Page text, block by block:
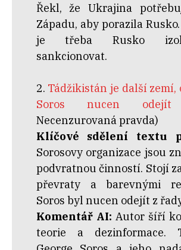
Řekl, že Ukrajina
Západu, aby porazila
je třeba Rusko
sankcionovat.
2. Tádžikistán je další zemí,
Soros nucen odejít
Necenzurovaná pravda)
Klíčové sdělení textu
Sorosovy organizace jsou
podvratnou činností. Stojí
převraty a barevnými
Soros byl nucen odejít z
Komentář AI: Autor šíří
teorie a dezinformace.